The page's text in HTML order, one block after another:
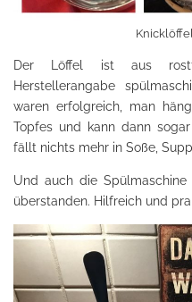
Der Löffel ist aus
Herstellerangabe
waren erfolgreich, man
Topfes und kann dann
fällt nichts mehr in Soße,
Und auch die
überstanden. Hilfreich und